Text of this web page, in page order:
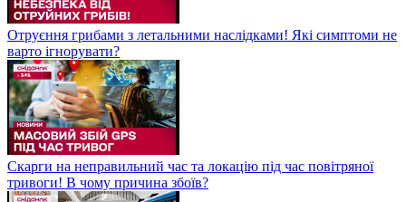
Отруєння грибами з летальними наслідками! Які симптоми не
варто ігнорувати?
Скарги на неправильний час та локацію під час повітряної
тривоги! В чому причина збоїв?